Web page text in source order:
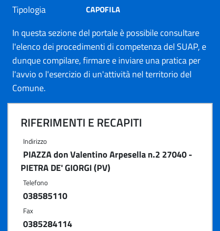
Tipologia CAPOFILA
In questa sezione del portale è possibile consultare
l'elenco dei procedimenti di competenza del SUAP, e
dunque compilare, firmare e inviare una pratica per
l'avvio o l'esercizio di un'attività nel territorio del
Comune.
RIFERIMENTI E RECAPITI
Indirizzo
PIAZZA don Valentino Arpesella n.2 27040 -
PIETRA DE' GIORGI (PV)
Telefono
038585110
Fax
0385284114